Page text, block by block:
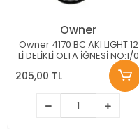
Owner
Owner 4170 BC AKI LIGHT 12
Lİ DELİKLİ OLTA İĞNESİ NO:1/0
205,00 TL